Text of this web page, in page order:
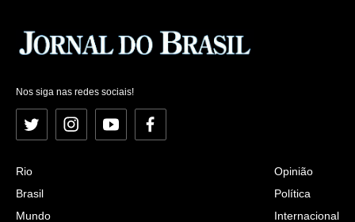
Nos siga nas redes sociais!
Twitter InstagramYouTubeFacebook
Rio
Brasil
Mundo
Opinião
Política
Internacional